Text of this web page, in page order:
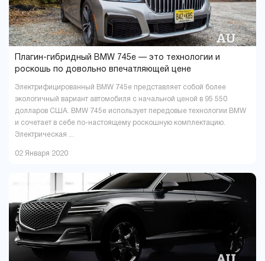
Плагин-гибридный BMW 745e — это технологии и
роскошь по довольно впечатляющей цене
Электрифицированный BMW 745e представляет собой более
экологичный вариант автомобиля с начальной ценой в 95 550
долларов США. BMW 745e использует передовые технологии BMW
и сочетает в себе по-настоящему роскошную комплектацию.
Электрическая ...
02 Января 2020